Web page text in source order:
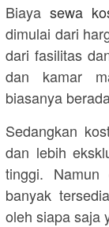
Biaya sewa
dimulai dari
dari fasilitas
dan kamar
biasanya
Sedangkan
dan lebih
tinggi.
banyak
oleh siapa saja